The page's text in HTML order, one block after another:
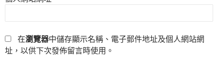
在瀏覽器中儲存顯示名稱、電子郵件地址及個人網站網
址，以供下次發佈留言時使用。